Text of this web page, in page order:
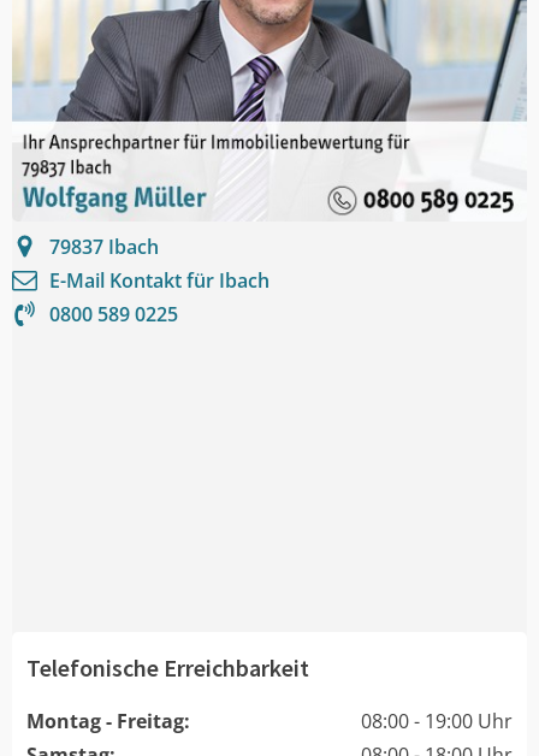
79837 Ibach
E-Mail Kontakt für Ibach
0800 589 0225
Telefonische Erreichbarkeit
Montag - Freitag:
08:00 - 19:00 Uhr